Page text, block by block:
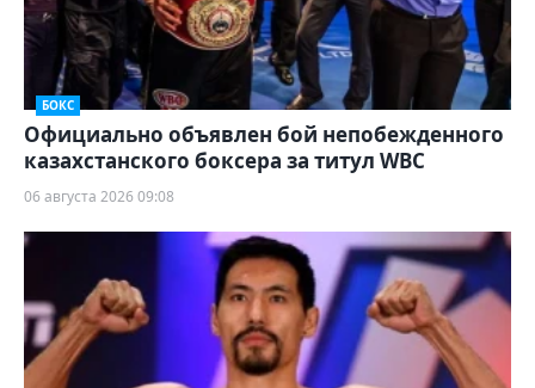
БОКС
Официально объявлен бой непобежденного
казахстанского боксера за титул WBC
06 августа 2026 09:08